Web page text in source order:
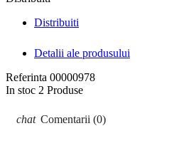
Distribuiti
Detalii ale produsului
Referinta 00000978
In stoc 2 Produse
Comentarii (0)